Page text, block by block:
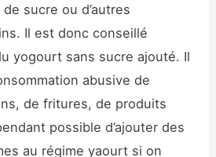
sucre ou d’autres
Il est donc conseillé
yogourt sans sucre ajouté. Il
abusive de
de fritures, de produits
possible d’ajouter des
au régime yaourt si on